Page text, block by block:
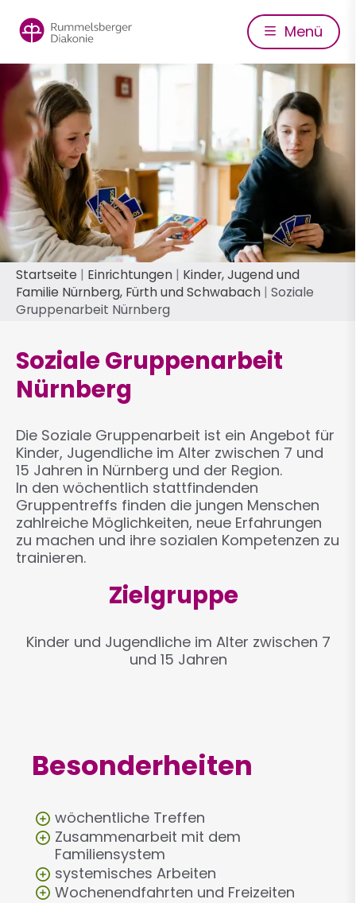
zum
Inhalt
Menü
Pfadnavigation
Startseite Einrichtungen
Kinder, Jugend und
Familie Nürnberg, Fürth und Schwabach Soziale
Gruppenarbeit Nürnberg
Soziale Gruppenarbeit
Nürnberg
Die Soziale Gruppenarbeit ist ein Angebot für
Kinder, Jugendliche im Alter zwischen 7 und
15 Jahren in Nürnberg und der Region.
In den wöchentlich stattfindenden
Gruppentreffs finden die jungen Menschen
zahlreiche Möglichkeiten, neue Erfahrungen
zu machen und ihre sozialen Kompetenzen zu
trainieren.
Zielgruppe
Kinder und Jugendliche im Alter zwischen 7
und 15 Jahren
Besonderheiten
wöchentliche Treffen
Zusammenarbeit mit dem
Familiensystem
systemisches Arbeiten
Wochenendfahrten und Freizeiten